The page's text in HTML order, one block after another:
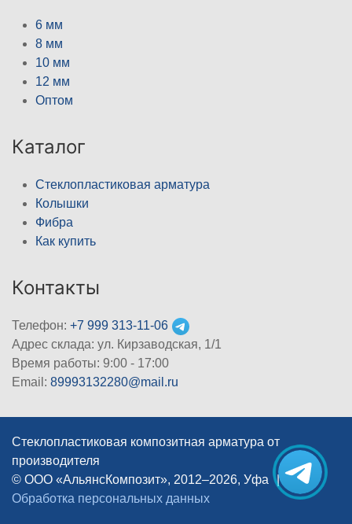
6 мм
8 мм
10 мм
12 мм
Оптом
Каталог
Стеклопластиковая арматура
Колышки
Фибра
Как купить
Контакты
Телефон: +7 999 313-11-06
Адрес склада: ул. Кирзаводская, 1/1
Время работы: 9:00 - 17:00
Email: 89993132280@mail.ru
Стеклопластиковая композитная арматура от
производителя
© ООО «АльянсКомпозит», 2012–2026, Уфа |
Обработка персональных данных